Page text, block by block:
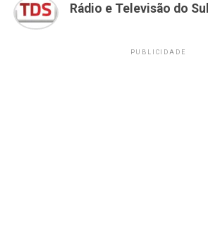
Rádio e Televisão do
PUBLICIDADE